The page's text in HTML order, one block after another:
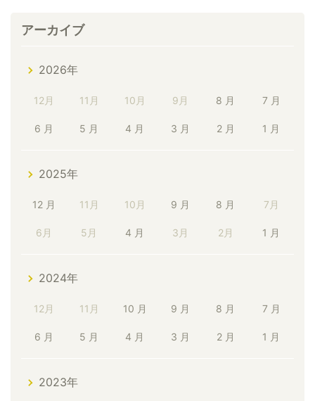
アーカイブ
2026年
12月 11月 10月 9月 8 月 7 月
6 月 5 月 4 月 3 月 2 月 1 月
2025年
12 月 11月 10月 9 月 8 月 7月
6月 5月 4 月 3月 2月 1 月
2024年
12月 11月 10 月 9 月 8 月 7 月
6 月 5 月 4 月 3 月 2 月 1 月
2023年